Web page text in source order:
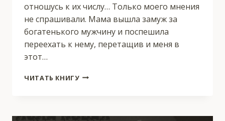
отношусь к их числу… Только моего мнения
не спрашивали. Мама вышла замуж за
богатенького мужчину и поспешила
переехать к нему, перетащив и меня в
этот…
ЧИТАТЬ КНИГУВСПОЛОХИ